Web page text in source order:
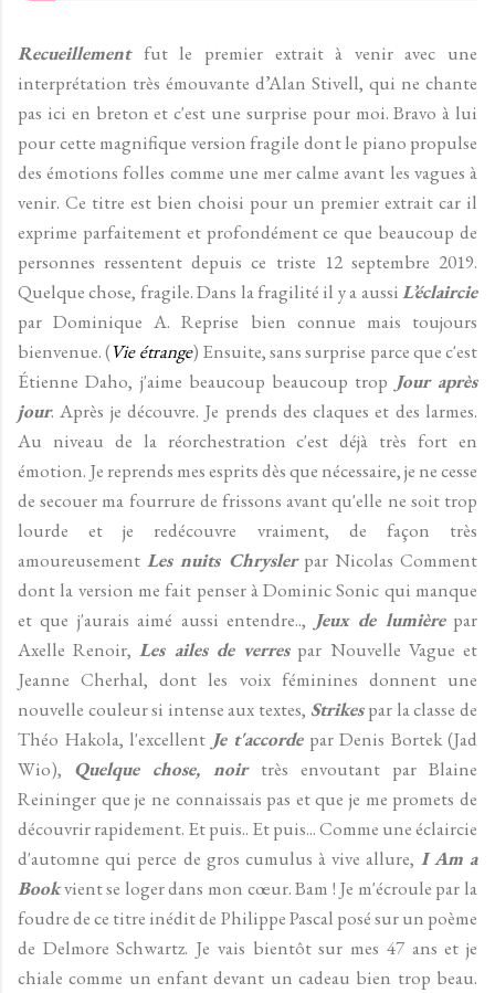
Recueillement fut le premier extrait à venir avec une
interprétation très émouvante d’Alan Stivell, qui ne chante
pas ici en breton et c'est une surprise pour moi. Bravo à lui
pour cette magnifique version fragile dont le piano propulse
des émotions folles comme une mer calme avant les vagues à
venir. Ce titre est bien choisi pour un premier extrait car il
exprime parfaitement et profondément ce que beaucoup de
personnes ressentent depuis ce triste 12 septembre 2019.
Quelque chose, fragile. Dans la fragilité il y a aussiL’éclaircie
par Dominique A. Reprise bien connue mais toujours
bienvenue. (Vie étrange) Ensuite, sans surprise parce que c'est
Étienne Daho, j'aime beaucoup beaucoup trop Jour après
jour. Après je découvre. Je prends des claques et des larmes.
Au niveau de la réorchestration c'est déjà très fort en
émotion. Je reprends mes esprits dès que nécessaire, je ne cesse
de secouer ma fourrure de frissons avant qu'elle ne soit trop
lourde et je redécouvre vraiment, de façon très
amoureusementLes nuits Chryslerpar Nicolas Comment
dont la version me fait penser à Dominic Sonic qui manque
et que j'aurais aimé aussi entendre.., Jeux de lumièrepar
Axelle Renoir,Les ailes de verrespar Nouvelle Vague et
Jeanne Cherhal, dont les voix féminines donnent une
nouvelle couleur si intense aux textes, Strikespar la classe de
Théo Hakola, l'excellent Je t'accordepar Denis Bortek (Jad
Wio), Quelque chose, noir très envoutant par Blaine
Reininger que je ne connaissais pas et que je me promets de
découvrir rapidement. Et puis.. Et puis... Comme une éclaircie
d'automne qui perce de gros cumulus à vive allure, I Am a
Bookvient se loger dans mon cœur. Bam ! Je m'écroule par la
foudre de ce titre inédit de Philippe Pascal posé sur un poème
de Delmore Schwartz. Je vais bientôt sur mes 47 ans et je
chiale comme un enfant devant un cadeau bien trop beau.